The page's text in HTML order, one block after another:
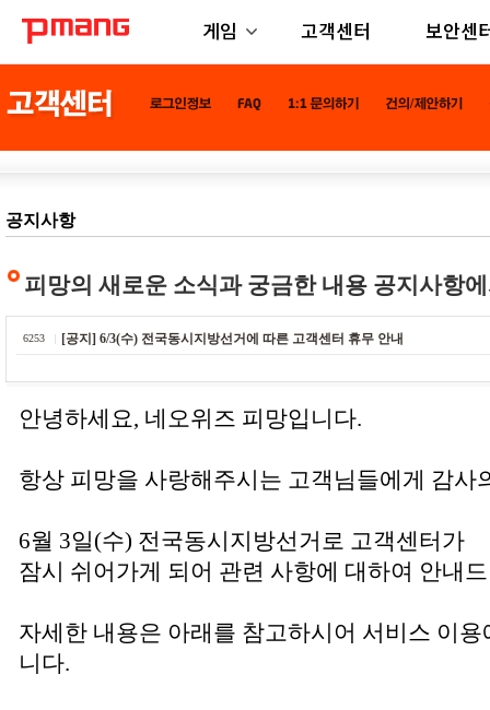
게임 고객센터 보안센
공지사항
피망의 새로운 소식과 궁금한 내용 공지사항
6253 [공지] 6/3(수) 전국동시지방선거에 따른 고객센터 휴무 안내
안녕하세요, 네오위즈 피망입니다.
항상 피망을 사랑해주시는 고객님들에게 감사
6월 3일(수) 전국동시지방선거로 고객센터가
잠시 쉬어가게 되어 관련 사항에 대하여 안내
자세한 내용은 아래를 참고하시어 서비스 이
니다.